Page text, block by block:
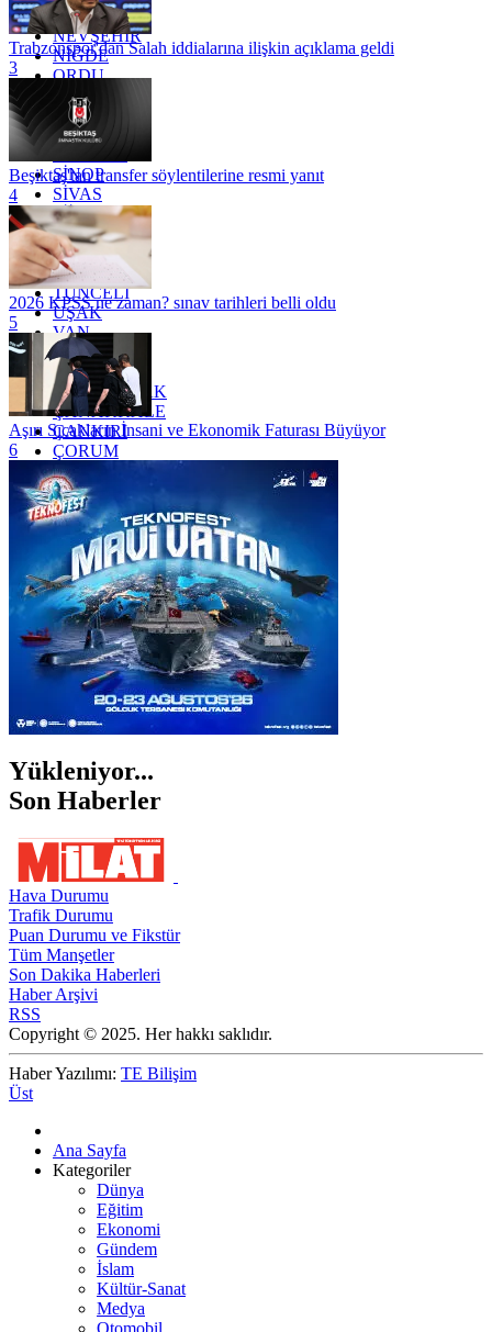
MUŞ
NEVŞEHİR
NİĞDE
ORDU
OSMANİYE
RİZE
SAKARYA
SİNOP
SİVAS
SİİRT
TEKİRDAĞ
TOKAT
TRABZON
TUNCELİ
UŞAK
VAN
YALOVA
YOZGAT
ZONGULDAK
ÇANAKKALE
ÇANKIRI
ÇORUM
İSTANBUL
İZMİR
ŞANLIURFA
ŞIRNAK
Trabzonspor'dan Salah iddialarına ilişkin açıklama geldi
3
Beşiktaş'tan transfer söylentilerine resmi yanıt
4
2026 KPSS ne zaman? sınav tarihleri belli oldu
5
Aşırı Sıcakların İnsani ve Ekonomik Faturası Büyüyor
6
Yükleniyor...
Son Haberler
Hava Durumu
Trafik Durumu
Puan Durumu ve Fikstür
Tüm Manşetler
Son Dakika Haberleri
Haber Arşivi
RSS
Copyright © 2025. Her hakkı saklıdır.
Haber Yazılımı: TE Bilişim
Üst
Ana Sayfa
Kategoriler
Dünya
Eğitim
Ekonomi
Gündem
İslam
Kültür-Sanat
Medya
Otomobil